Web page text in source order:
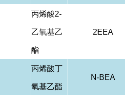
丙烯酸2-
乙氧基乙
酯
2EEA
丙烯酸丁
氧基乙酯
N-BEA